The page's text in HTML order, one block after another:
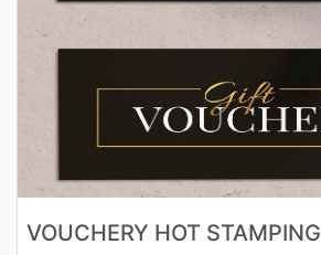
VOUCHERY HOT STAMPING